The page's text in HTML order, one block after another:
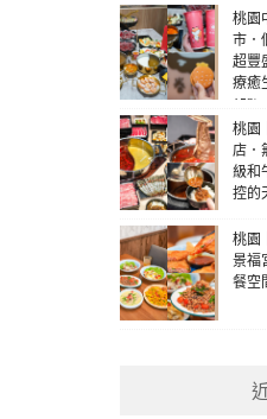
桃園
市．
超豐
療癒
153)
桃園
店．
級和
控的
桃園
景福
餐空